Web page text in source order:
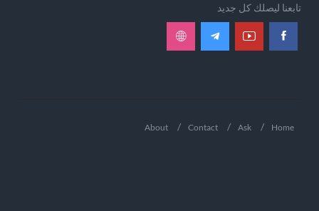
تابعنا ليصلك كل جديد
Home
Ask
Contact
About